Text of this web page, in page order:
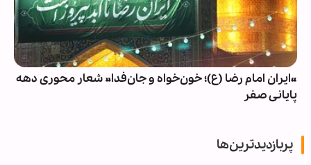
«ایران امام رضا (ع)؛ خون‌خواه و جان‌فدا» شعار محوری دهه
پایانی صفر
پربازدیدترین‌ها